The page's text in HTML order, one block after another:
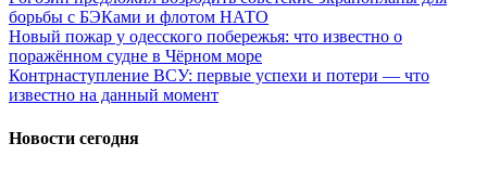
борьбы с БЭКами и флотом НАТО
Новый пожар у одесского побережья: что известно о
поражённом судне в Чёрном море
Контрнаступление ВСУ: первые успехи и потери — что
известно на данный момент
Новости сегодня